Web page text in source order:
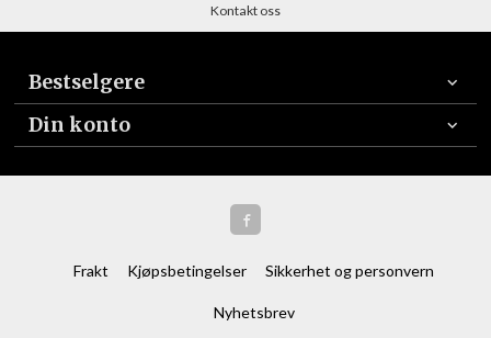
Kontakt oss
Bestselgere
Din konto
Frakt Kjøpsbetingelser Sikkerhet og personvern
Nyhetsbrev